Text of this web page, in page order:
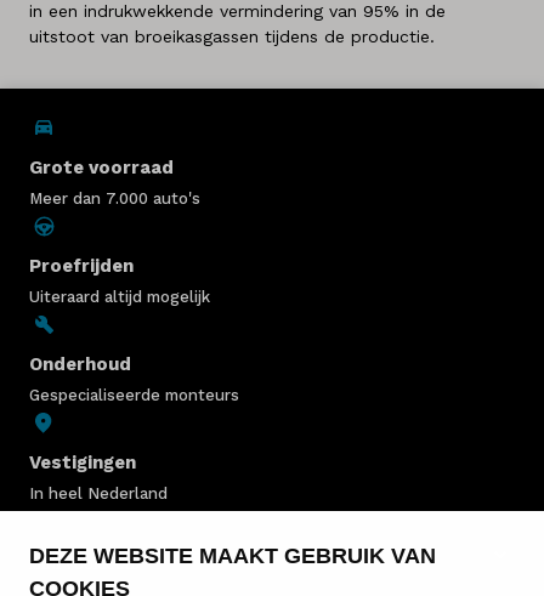
DEZE WEBSITE MAAKT GEBRUIK VAN
COOKIES
in een indrukwekkende vermindering van 95% in de
uitstoot van broeikasgassen tijdens de productie.
Grote voorraad
Meer dan 7.000 auto's
Proefrijden
Uiteraard altijd mogelijk
Onderhoud
Gespecialiseerde monteurs
Vestigingen
In heel Nederland
MINI VOORRAAD